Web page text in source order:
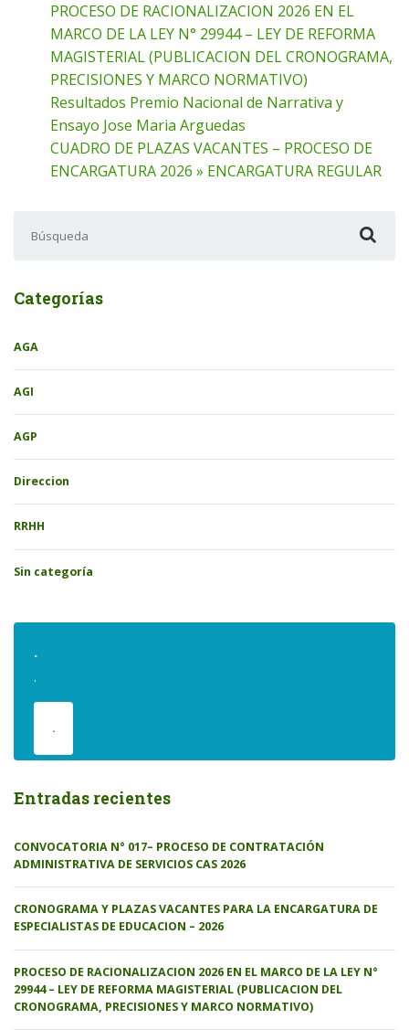
PROCESO DE RACIONALIZACION 2026 EN EL
MARCO DE LA LEY N° 29944 – LEY DE REFORMA
MAGISTERIAL (PUBLICACION DEL CRONOGRAMA,
PRECISIONES Y MARCO NORMATIVO)
Resultados Premio Nacional de Narrativa y
Ensayo Jose Maria Arguedas
CUADRO DE PLAZAS VACANTES – PROCESO DE
ENCARGATURA 2026 » ENCARGATURA REGULAR
Categorías
AGA
AGI
AGP
Direccion
RRHH
Sin categoría
.
.
.
Entradas recientes
CONVOCATORIA N° 017– PROCESO DE CONTRATACIÓN
ADMINISTRATIVA DE SERVICIOS CAS 2026
CRONOGRAMA Y PLAZAS VACANTES PARA LA ENCARGATURA DE
ESPECIALISTAS DE EDUCACION – 2026
PROCESO DE RACIONALIZACION 2026 EN EL MARCO DE LA LEY N°
29944 – LEY DE REFORMA MAGISTERIAL (PUBLICACION DEL
CRONOGRAMA, PRECISIONES Y MARCO NORMATIVO)